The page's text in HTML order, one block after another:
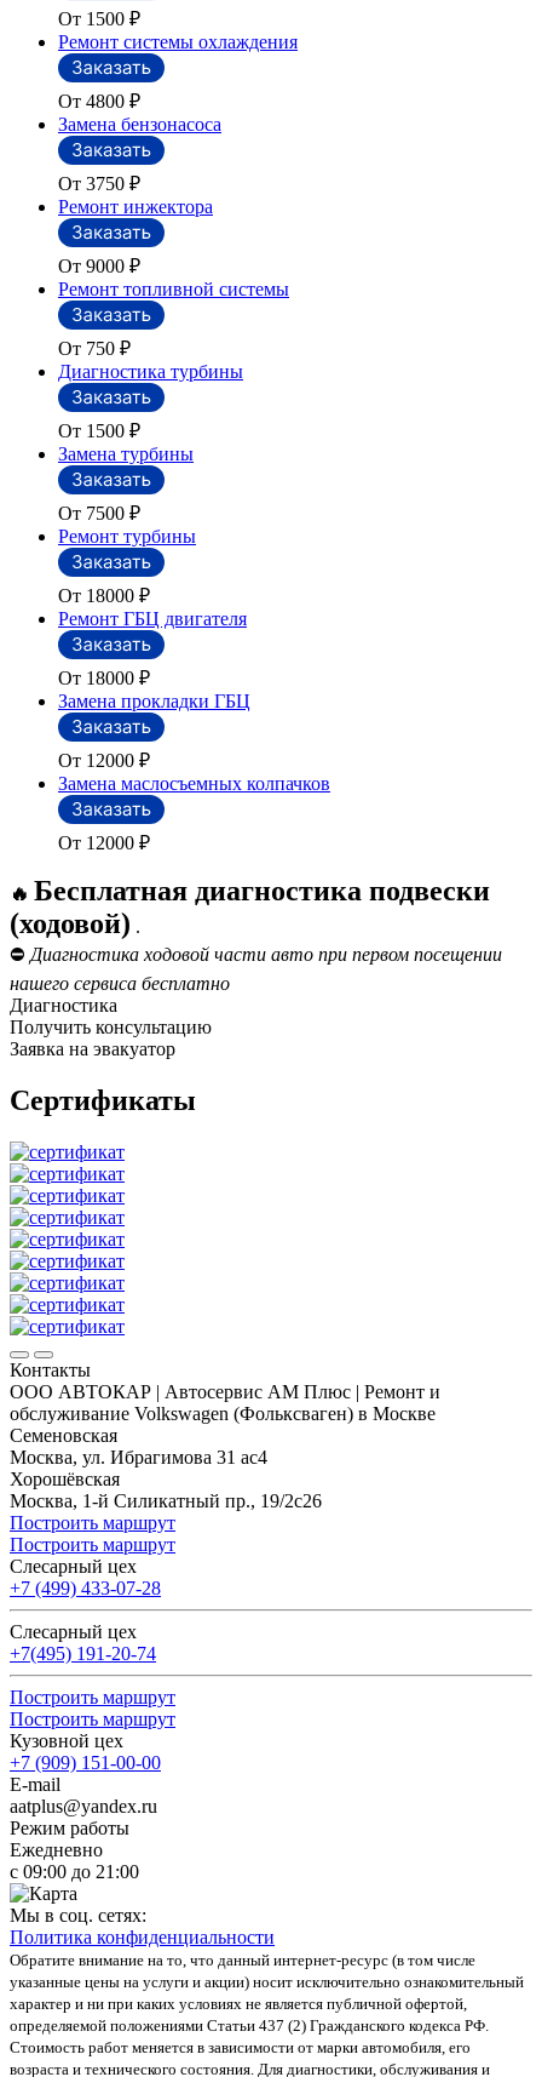
От 1500 ₽
Ремонт системы охлаждения
От 4800 ₽
Замена бензонасоса
От 3750 ₽
Ремонт инжектора
От 9000 ₽
Ремонт топливной системы
От 750 ₽
Диагностика турбины
От 1500 ₽
Замена турбины
От 7500 ₽
Ремонт турбины
От 18000 ₽
Ремонт ГБЦ двигателя
От 18000 ₽
Замена прокладки ГБЦ
От 12000 ₽
Замена маслосъемных колпачков
От 12000 ₽
🔥 Бесплатная диагностика подвески
(ходовой) .
⛔ Диагностика ходовой части авто при первом посещении
нашего сервиса бесплатно
Диагностика
Получить консультацию
Заявка на эвакуатор
Сертификаты
Контакты
ООО АВТОКАР | Автосервис АМ Плюс | Ремонт и
обслуживание Volkswagen (Фольксваген) в Москве
Семеновская
Москва, ул. Ибрагимова 31 ас4
Хорошёвская
Москва, 1-й Силикатный пр., 19/2с26
Построить маршрут
Построить маршрут
Слесарный цех
+7 (499) 433-07-28
Слесарный цех
+7(495) 191-20-74
Построить маршрут
Построить маршрут
Кузовной цех
+7 (909) 151-00-00
E-mail
aatplus@yandex.ru
Режим работы
Ежедневно
с 09:00 до 21:00
Мы в соц. сетях:
Политика конфиденциальности
Обратите внимание на то, что данный интернет-ресурс (в том числе
указанные цены на услуги и акции) носит исключительно ознакомительный
характер и ни при каких условиях не является публичной офертой,
определяемой положениями Статьи 437 (2) Гражданского кодекса РФ.
Стоимость работ меняется в зависимости от марки автомобиля, его
возраста и технического состояния. Для диагностики, обслуживания и